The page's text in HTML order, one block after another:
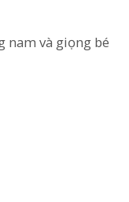
nam và giọng bé